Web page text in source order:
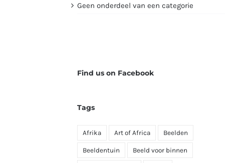
Geen onderdeel van een categorie
Find us on Facebook
Tags
Afrika Art of Africa Beelden
Beeldentuin Beeld voor binnen